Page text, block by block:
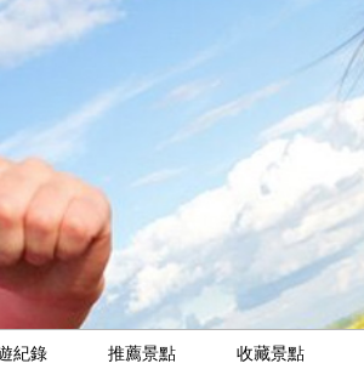
紀錄
推薦景點
收藏景點